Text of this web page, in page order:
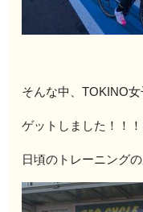
そんな中、TOKINO
ゲットしました！！
日頃のトレーニング